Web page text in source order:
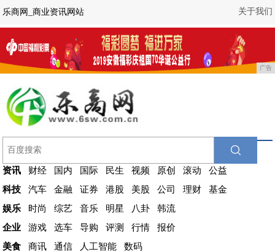
关于我们
乐商网_商业资讯网站
广告
资讯 财经 国内 国际 民生 视频 原创 滚动
公益
科技
汽车 金融 证券 港股 美股 公司 理财
基金
娱乐
时尚 综艺 音乐 明星 八卦
韩流
企业
游戏 选车 导购 评测 行情
报价
美食
商讯 通信 人工智能
数码